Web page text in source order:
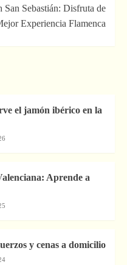
San Sebastián: Disfruta de
Experiencia Flamenca
el jamón ibérico en la
Aprende a
y cenas a domicilio